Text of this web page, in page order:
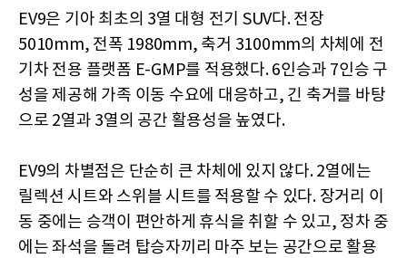
EV9은 기아 최초의 3열 대형 전기 SUV다. 전장
5010mm, 전폭 1980mm, 축거 3100mm의 차체에 전
기차 전용 플랫폼 E-GMP를 적용했다. 6인승과 7인승 구
성을 제공해 가족 이동 수요에 대응하고, 긴 축거를 바탕
으로 2열과 3열의 공간 활용성을 높였다.
EV9의 차별점은 단순히 큰 차체에 있지 않다. 2열에는
릴렉션 시트와 스위블 시트를 적용할 수 있다. 장거리 이
동 중에는 승객이 편안하게 휴식을 취할 수 있고, 정차 중
에는 좌석을 돌려 탑승자끼리 마주 보는 공간으로 활용